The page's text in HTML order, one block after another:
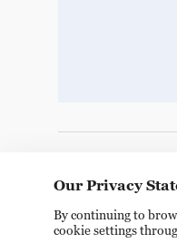
Our Privacy
By continuing to
cookie settings